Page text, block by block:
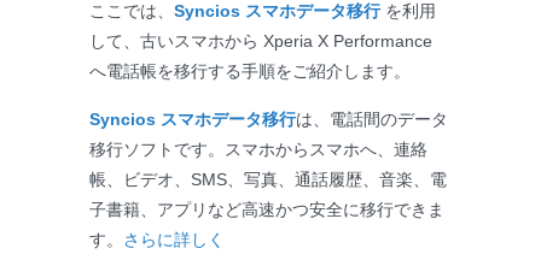
ここでは、 Syncios スマホデータ移行を利用
して、古いスマホから Xperia X Performance
へ電話帳を移行する手順をご紹介します。
Syncios スマホデータ移行は、電話間のデータ
移行ソフトです。スマホからスマホへ、連絡
帳、ビデオ、SMS、写真、通話履歴、音楽、電
子書籍、アプリなど高速かつ安全に移行できま
す。 さらに詳しく